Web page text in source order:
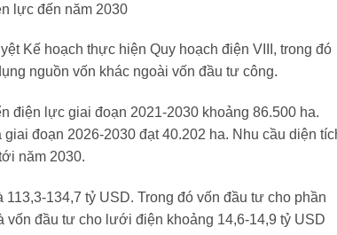
lực đến năm 2030
Kế hoạch thực hiện Quy hoạch điện VIII, trong đó
nguồn vốn khác ngoài vốn đầu tư công.
điện lực giai đoạn 2021-2030 khoảng 86.500 ha.
đoạn 2026-2030 đạt 40.202 ha. Nhu cầu diện
năm 2030.
134,7 tỷ USD. Trong đó vốn đầu tư cho phần
vốn đầu tư cho lưới điện khoảng 14,6-14,9 tỷ USD